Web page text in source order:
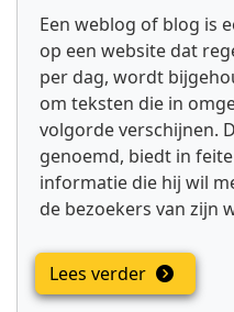
Een weblog of blog is
op een website dat
per dag, wordt
om teksten die in
volgorde verschijnen.
genoemd, biedt in
informatie die hij wil
de bezoekers van zijn
Lees verder